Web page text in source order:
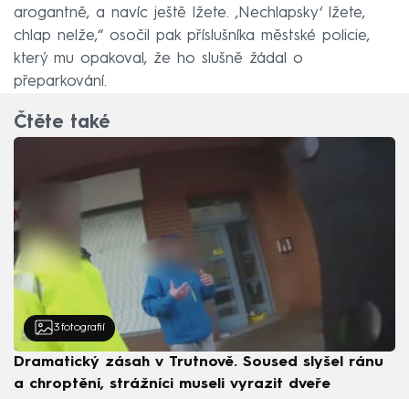
arogantně, a navíc ještě lžete. ‚Nechlapsky‘ lžete,
chlap nelže,“ osočil pak příslušníka městské policie,
který mu opakoval, že ho slušně žádal o
přeparkování.
Čtěte také
3 fotografií
Dramatický zásah v Trutnově. Soused slyšel ránu
a chroptění, strážníci museli vyrazit dveře